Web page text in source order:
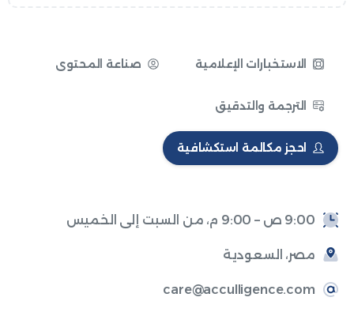
الاستخبارات الإعلامية صناعة المحتوى
الترجمة والتدقيق
احجز مكالمة استكشافية
9:00 ص – 9:00 م، من السبت إلى الخميس
مصر، السعودية
care@acculligence.com